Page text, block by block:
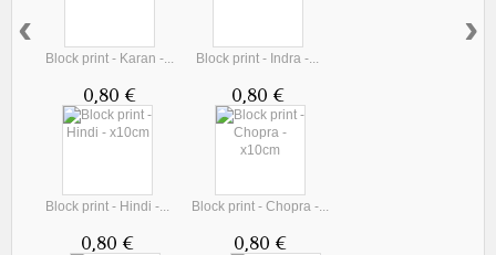
Block print - Karan -...
0,80 €
Block print - Indra -...
0,80 €
Block print - Hindi -...
0,80 €
Block print - Chopra -...
0,80 €
‹ ›